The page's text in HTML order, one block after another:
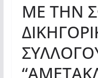
ΜΕ ΤΗΝ